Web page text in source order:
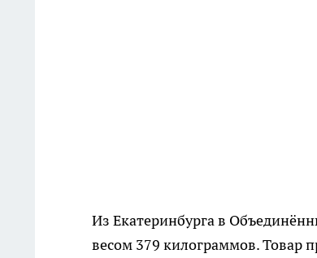
Из Екатеринбурга в
весом 379 килограммов. Товар